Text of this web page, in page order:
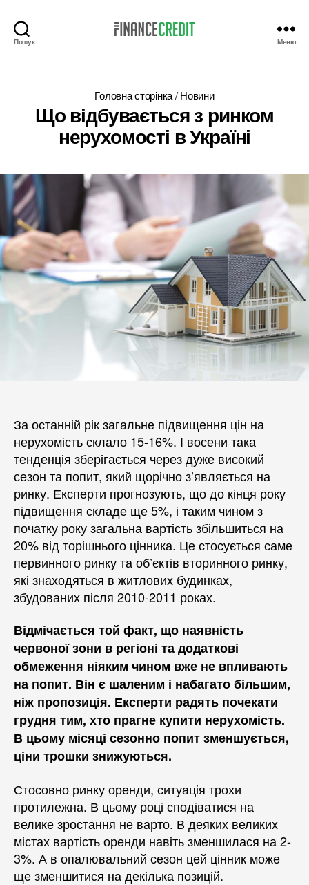
Пошук Меню
Головна сторінка/Новини
Що відбувається з ринком
нерухомості в Україні
За останній рік загальне підвищення цін на
нерухомість склало 15-16%. І восени така
тенденція зберігається через дуже високий
сезон та попит, який щорічно з’являється на
ринку. Експерти прогнозують, що до кінця року
підвищення складе ще 5%, і таким чином з
початку року загальна вартість збільшиться на
20% від торішнього цінника. Це стосується саме
первинного ринку та об’єктів вторинного ринку,
які знаходяться в житлових будинках,
збудованих після 2010-2011 роках.
Відмічається той факт, що наявність
червоної зони в регіоні та додаткові
обмеження ніяким чином вже не впливають
на попит. Він є шаленим і набагато більшим,
ніж пропозиція. Експерти радять почекати
грудня тим, хто прагне купити нерухомість.
В цьому місяці сезонно попит зменшується,
ціни трошки знижуються.
Стосовно ринку оренди, ситуація трохи
протилежна. В цьому році сподіватися на
велике зростання не варто. В деяких великих
містах вартість оренди навіть зменшилася на 2-
3%. А в опалювальний сезон цей цінник може
ще зменшитися на декілька позицій.